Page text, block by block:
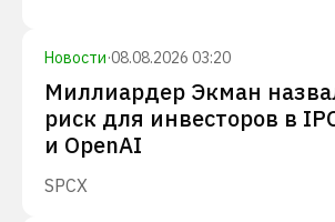
Новости·08.08.2026 03:20
Миллиардер Экман
риск для инвесторов в
и OpenAI
SPCX